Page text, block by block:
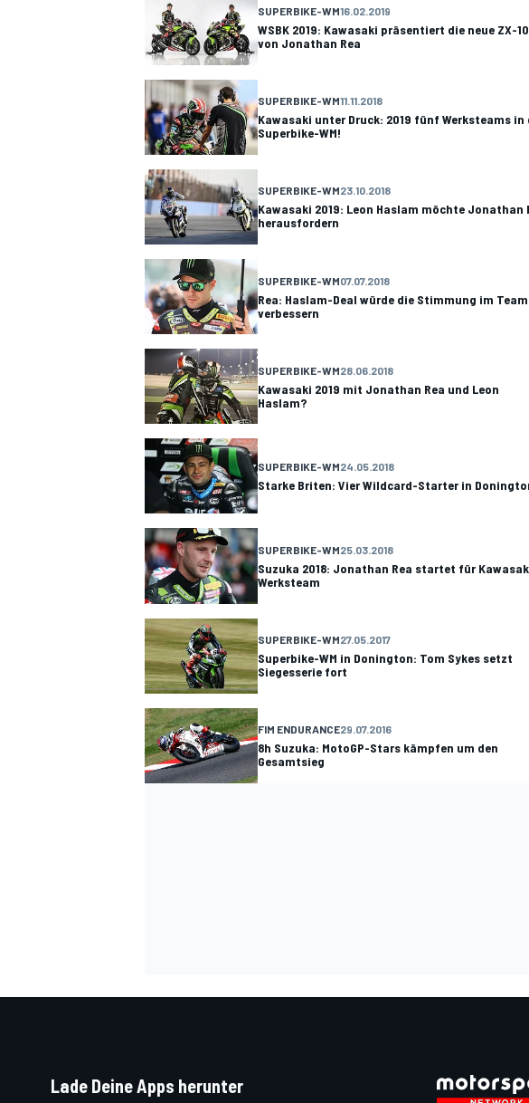
SUPERBIKE-WM16.02.2019
WSBK 2019: Kawasaki präsentiert die neue ZX-
von Jonathan Rea
SUPERBIKE-WM11.11.2018
Kawasaki unter Druck: 2019 fünf Werksteams in
Superbike-WM!
SUPERBIKE-WM23.10.2018
Kawasaki 2019: Leon Haslam möchte Jonathan
herausfordern
SUPERBIKE-WM07.07.2018
Rea: Haslam-Deal würde die Stimmung im Team
verbessern
SUPERBIKE-WM28.06.2018
Kawasaki 2019 mit Jonathan Rea und Leon
Haslam?
SUPERBIKE-WM24.05.2018
Starke Briten: Vier Wildcard-Starter in
SUPERBIKE-WM25.03.2018
Suzuka 2018: Jonathan Rea startet für
Werksteam
SUPERBIKE-WM27.05.2017
Superbike-WM in Donington: Tom Sykes setzt
Siegesserie fort
FIM ENDURANCE29.07.2016
8h Suzuka: MotoGP-Stars kämpfen um den
Gesamtsieg
Lade Deine Apps herunter